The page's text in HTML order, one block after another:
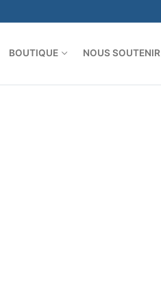
BOUTIQUE NOUS SOUTENIR